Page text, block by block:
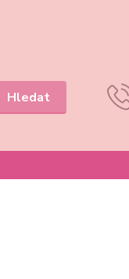
Hledat